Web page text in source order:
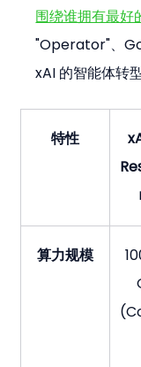
围绕谁拥有最好
"Operator"、
xAI 的智能体转
特性
算力规模